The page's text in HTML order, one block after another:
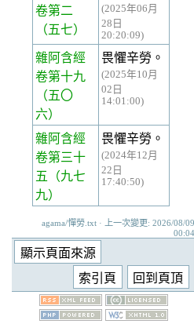
卷第二
（五七）
(2025年06月
28日
20:20:09)
雜阿含經
卷第十九
（五〇
六）
畏懼辛勞。
(2025年10月
02日
14:01:00)
雜阿含經
卷第三十
五
（九七
九）
畏懼辛勞。
(2024年12月
22日
17:40:50)
agama/憚勞.txt · 上一次變更: 2026/08/09
00:04